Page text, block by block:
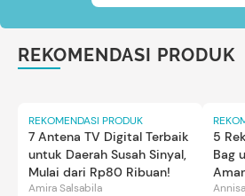
REKOMENDASI PRODUK
REKOMENDASI PRODUK
7 Antena TV Digital Terbaik
untuk Daerah Susah Sinyal,
Mulai dari Rp80 Ribuan!
Amira Salsabila
5
Bag